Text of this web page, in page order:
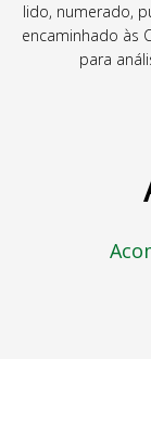
lido, numerado,
encaminhado às
para